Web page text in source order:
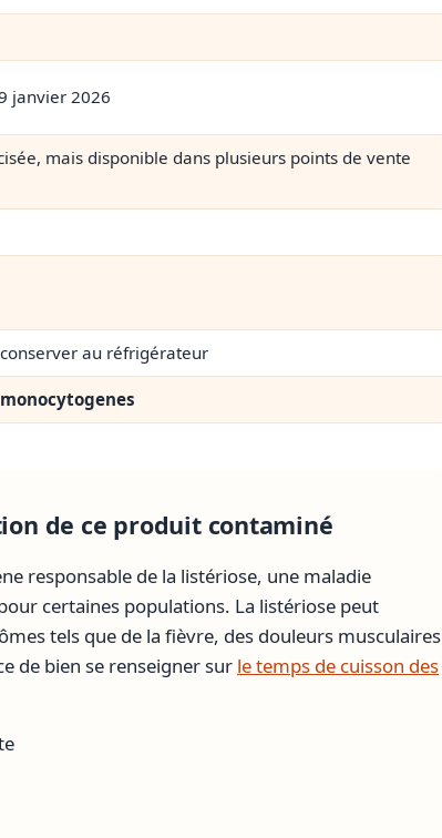
janvier 2026
mais disponible dans plusieurs points de vente
au réfrigérateur
de ce produit contaminé
responsable de la listériose, une maladie
certaines populations. La listériose peut
tels que de la fièvre, des douleurs musculaires
de bien se renseigner sur le temps de cuisson des